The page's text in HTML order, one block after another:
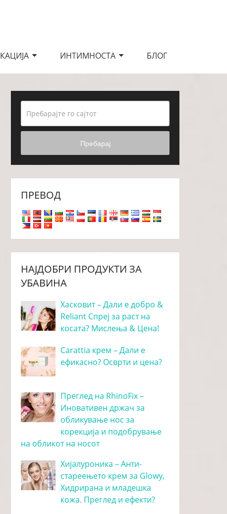
ИНТИМНОСТА БЛОГ
Пребарај
ПРЕВОД
НАЈДОБРИ ПРОДУКТИ ЗА
УБАВИНА
Хасковит – Дали е добро &
Reliant Спреј за раст на
косата? Мислења & Цена!
Carattia крем – Дали е
ефикасно? Осврти и цена?
Преглед на RhinoFix –
Иновативен држач за
обликување нос за
корекција и подобрување
на обликот на носот
Хијалуроника – Анти-
стареењето крем за Glowy,
Хидрирана и младешка
кожа. Преглед и ефекти?